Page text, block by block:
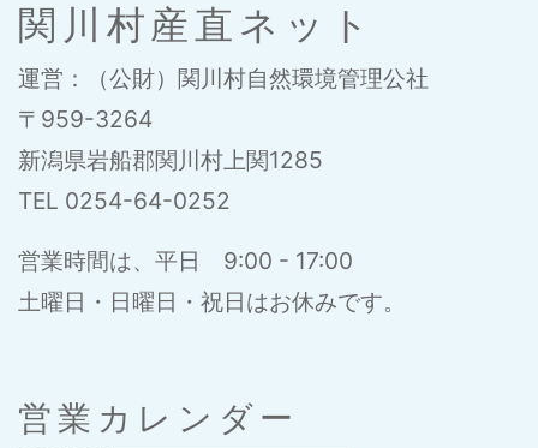
関川村産直ネット
運営：（公財）関川村自然環境管理公社
〒959-3264
新潟県岩船郡関川村上関1285
TEL 0254-64-0252
営業時間は、平日 9:00 - 17:00
土曜日・日曜日・祝日はお休みです。
営業カレンダー